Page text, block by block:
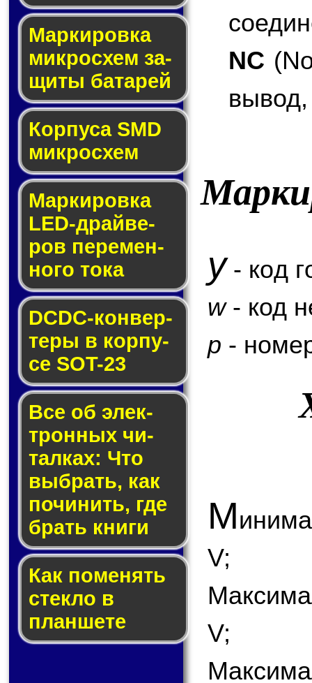
Мар­ки­ров­ка
мик­ро­схем за­
щи­ты ба­та­рей
Корпуса SMD
мик­ро­схем
Маркировка
LED-драй­ве­
ров пе­ре­мен­
но­го то­ка
DCDC-кон­вер­
те­ры в кор­пу­
се SOT-23
Все об элек­
трон­ных чи­
тал­ках: Что
выб­рать, как
по­чи­нить, где
брать кни­ги
Как по­ме­нять
стек­ло в
планшете
NC
вывод,
y- код
w- код
p -
М
V;
V;